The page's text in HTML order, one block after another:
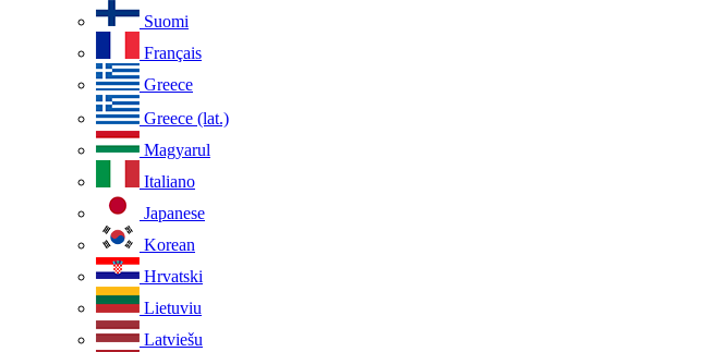
Suomi
Français
Greece
Greece (lat.)
Magyarul
Italiano
Japanese
Korean
Hrvatski
Lietuviu
Latviešu